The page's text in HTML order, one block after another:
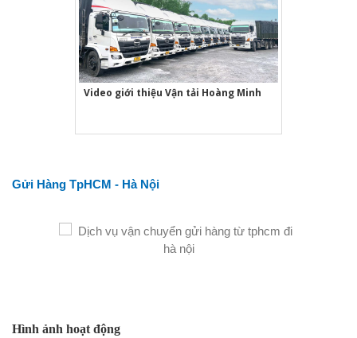
Video giới thiệu Vận tải Hoàng Minh
Gửi Hàng TpHCM - Hà Nội
Hình ảnh hoạt động